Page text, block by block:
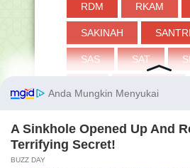
RDM RKAM
SAKINAH SANTRI
SAS SAT
SENJATA